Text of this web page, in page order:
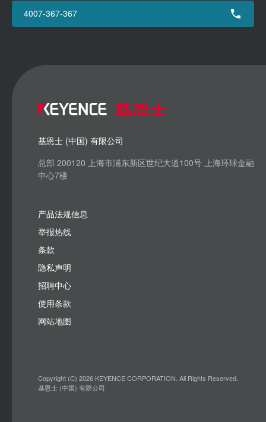
4007-367-367
基恩士 (中国) 有限公司
总部 200120 上海市浦东新区世纪大道100号 上海环球金融
中心7楼
产品法规信息
举报热线
条款
隐私声明
招聘中心
使用条款
网站地图
Copyright (C) 2026 KEYENCE CORPORATION. All Rights Reserved.
基恩士 (中国) 有限公司